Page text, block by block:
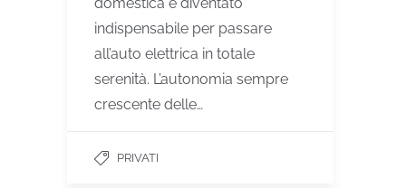
indispensabile per passare
all’auto elettrica in totale
serenità. L’autonomia sempre
crescente delle…
PRIVATI